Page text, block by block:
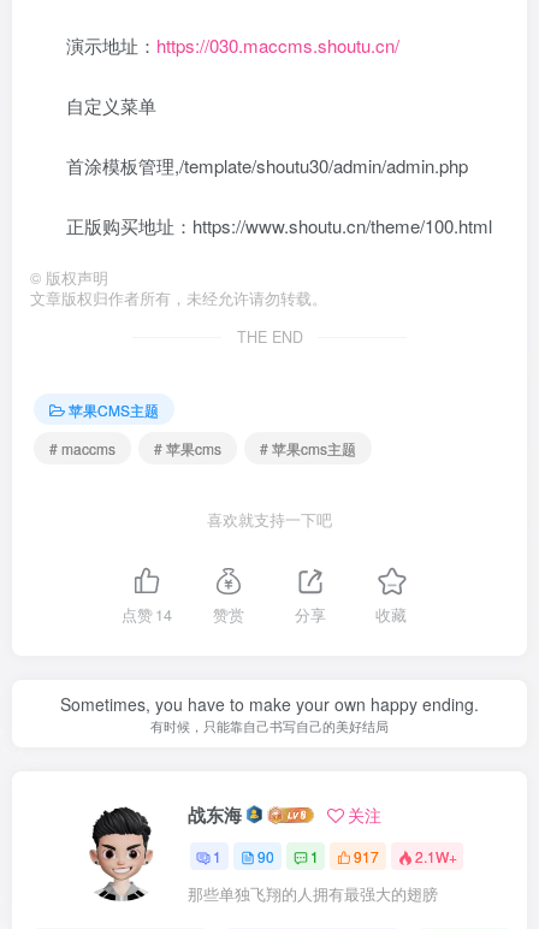
演示地址： https://030.maccms.shoutu.cn/
自定义菜单
首涂模板管理,/template/shoutu30/admin/admin.php
正版购买地址：https://www.shoutu.cn/theme/100.html
© 版权声明
文章版权归作者所有，未经允许请勿转载。
THE END
苹果CMS主题
# maccms
# 苹果cms # 苹果cms主题
喜欢就支持一下吧
点赞14 赞赏 分享 收藏
Sometimes, you have to make your own happy ending.
有时候，只能靠自己书写自己的美好结局
战东海 关注
1 90 1 917 2.1W+
那些单独飞翔的人拥有最强大的翅膀